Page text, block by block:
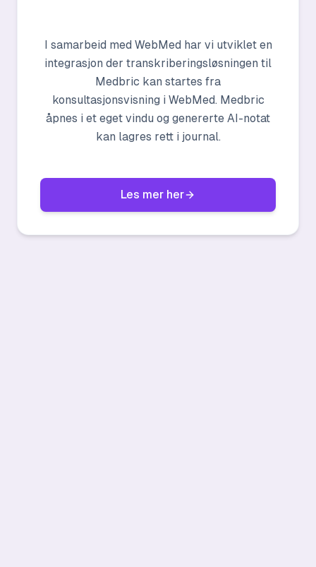
I samarbeid med WebMed har vi utviklet en
integrasjon der transkriberingsløsningen til
Medbric kan startes fra
konsultasjonsvisning i WebMed. Medbric
åpnes i et eget vindu og genererte AI-notat
kan lagres rett i journal.
Les mer her